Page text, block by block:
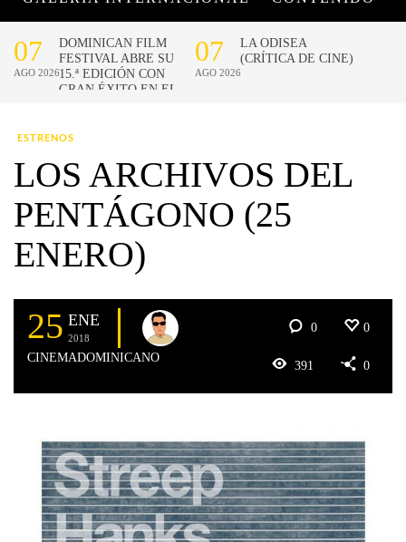
ESTRENOS
LOS ARCHIVOS DEL
PENTÁGONO (25
ENERO)
25 ENE
2018
CINEMADOMINICANO
0 0
391 0